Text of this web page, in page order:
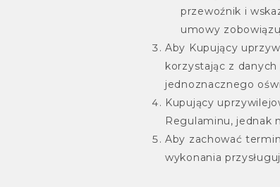
przewoźnik i
umowy
Aby Kupujący
korzystając z
jednoznacznego
Kupujący
Regulaminu, jednak
Aby zachować
wykonania